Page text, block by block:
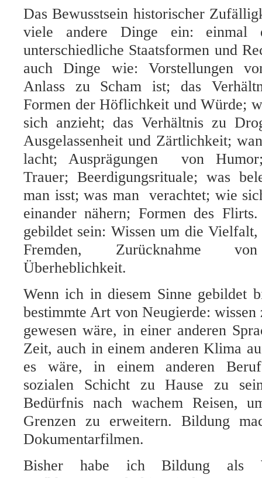
Das Bewusstsein historischer
viele andere Dinge ein: einmal
unterschiedliche Staatsformen und
auch Dinge wie: Vorstellungen
Anlass zu Scham ist; das
Formen der Höflichkeit und Würde;
sich anzieht; das Verhältnis zu
Ausgelassenheit und Zärtlichkeit;
lacht; Ausprägungen von
Trauer; Beerdigungsrituale; was
man isst; was man verachtet; wie
einander nähern; Formen des
gebildet sein: Wissen um die
Fremden, Zurücknahme
Überheblichkeit.
Wenn ich in diesem Sinne gebildet
bestimmte Art von Neugierde:
gewesen wäre, in einer anderen
Zeit, auch in einem anderen Klima
es wäre, in einem anderen
sozialen Schicht zu Hause zu
Bedürfnis nach wachem Reisen,
Grenzen zu erweitern. Bildung
Dokumentarfilmen.
Bisher habe ich Bildung als